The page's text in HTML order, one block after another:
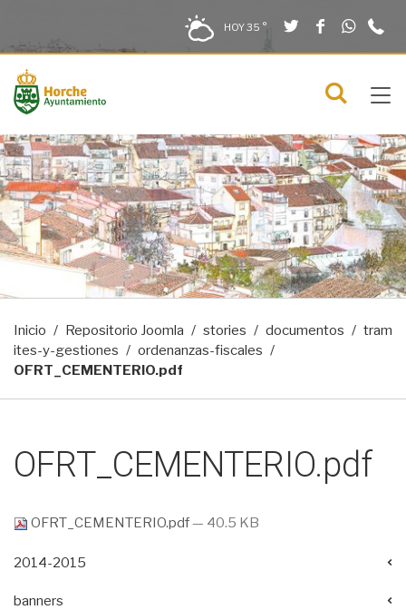
HOY35 ° TwitterFacebook
menú
Inicio Repositorio Joomla stories documentos
tram
ites-y-gestiones
ordenanzas-fiscales
OFRT_CEMENTERIO.pdf
OFRT_CEMENTERIO.pdf
OFRT_CEMENTERIO.pdf— 40.5 KB
2014-2015
banners